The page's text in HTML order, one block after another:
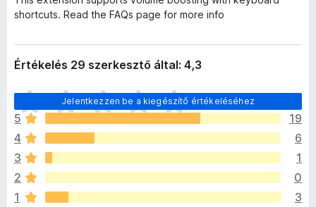
shortcuts. Read the FAQs page for more info
Értékelés 29 szerkesztő által: 4,3
Jelentkezzen be a kiegészítő értékeléséhez
M
é
g
n
i
n
c
s
5
19
4
6
3
1
2
0
1
3